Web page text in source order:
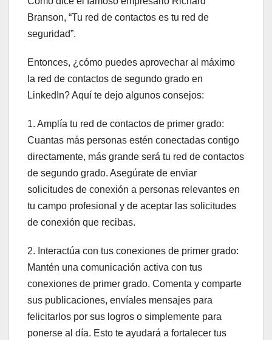
Branson, “Tu red de contactos es tu red de
seguridad”.
Entonces, ¿cómo puedes aprovechar al máximo
la red de contactos de segundo grado en
LinkedIn? Aquí te dejo algunos consejos:
1. Amplía tu red de contactos de primer grado:
Cuantas más personas estén conectadas contigo
directamente, más grande será tu red de contactos
de segundo grado. Asegúrate de enviar
solicitudes de conexión a personas relevantes en
tu campo profesional y de aceptar las solicitudes
de conexión que recibas.
2. Interactúa con tus conexiones de primer grado:
Mantén una comunicación activa con tus
conexiones de primer grado. Comenta y comparte
sus publicaciones, envíales mensajes para
felicitarlos por sus logros o simplemente para
ponerse al día. Esto te ayudará a fortalecer tus